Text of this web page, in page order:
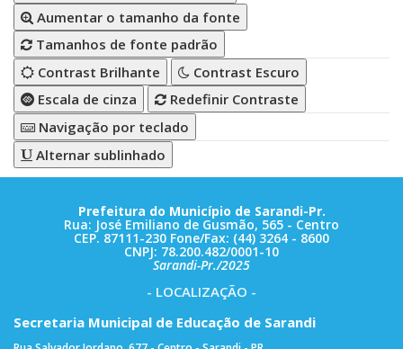
Aumentar o tamanho da fonte
Tamanhos de fonte padrão
Contrast Brilhante
Contrast Escuro
Escala de cinza
Redefinir Contraste
Navigação por teclado
Alternar sublinhado
Prefeitura do Município de Sarandi-Pr.
Rua: José Emiliano de Gusmão, 565 - Centro
CEP. 87111-230 Fone/Fax: (44) 3264 - 8600
CNPJ: 78.200.482/0001-10
Sarandi-Pr./2025
- LOCALIZAÇÃO -
Secretaria Municipal de Educação de Sarandi